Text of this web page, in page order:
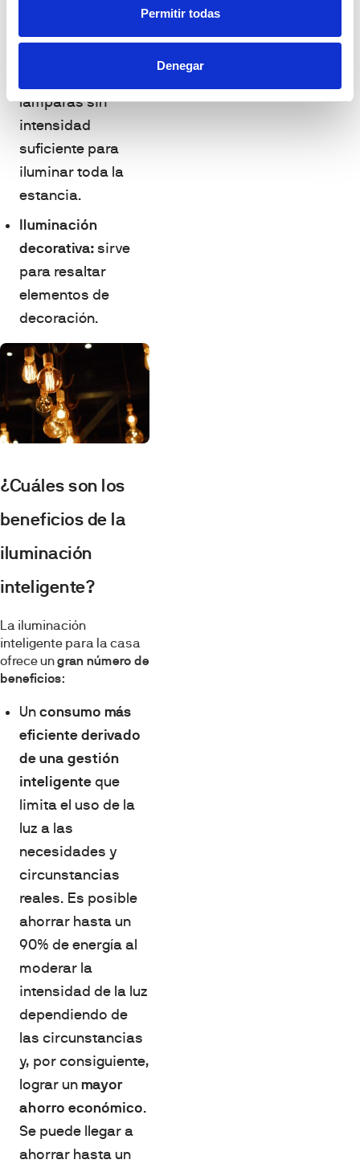
Permitir todas
Denegar
pensada para
lámparas sin
intensidad
suficiente para
iluminar toda la
estancia.
Iluminación
decorativa: sirve
para resaltar
elementos de
decoración.
¿Cuáles son los
beneficios de la
iluminación
inteligente?
La iluminación
inteligente para la casa
ofrece ungran número de
beneficios:
Un consumo más
eficiente derivado
de una gestión
inteligente que
limita el uso de la
luz a las
necesidades y
circunstancias
reales. Es posible
ahorrar hasta un
90% de energía al
moderar la
intensidad de la luz
dependiendo de
las circunstancias
y, por consiguiente,
lograr un mayor
ahorro económico.
Se puede llegar a
ahorrar hasta un